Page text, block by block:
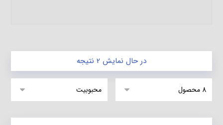
در حال نمایش 2 نتیجه